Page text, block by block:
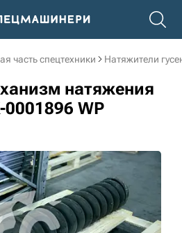
часть спецтехники Натяжители
натяжения
WP